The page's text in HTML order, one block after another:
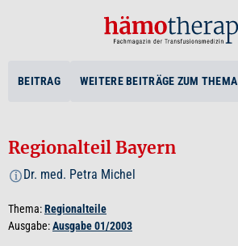
BEITRAG WEITERE BEITRÄGE ZUM THEMA
Regionalteil Bayern
i Dr. med. Petra Michel
Thema:Regionalteile
Ausgabe:Ausgabe 01/2003